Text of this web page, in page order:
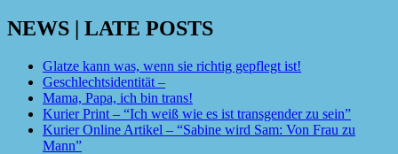
NEWS | LATE POSTS
Glatze kann was, wenn sie richtig gepflegt ist!
Geschlechtsidentität –
Mama, Papa, ich bin trans!
Kurier Print – “Ich weiß wie es ist transgender zu sein”
Kurier Online Artikel – “Sabine wird Sam: Von Frau zu
Mann”